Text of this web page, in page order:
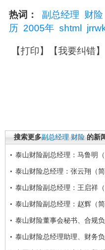
热词： 副总经理 财险
历 2005年 shtml
【打印】【我要纠错
搜索更多副总经理 财险 的新
泰山财险副总经理：马鲁明（
泰山财险总经理：张云翔（简
泰山财险副总经理：王启祥（
泰山财险副总经理：赵辉（简
泰山财险董事会秘书、合规
泰山财险总经理助理、财务